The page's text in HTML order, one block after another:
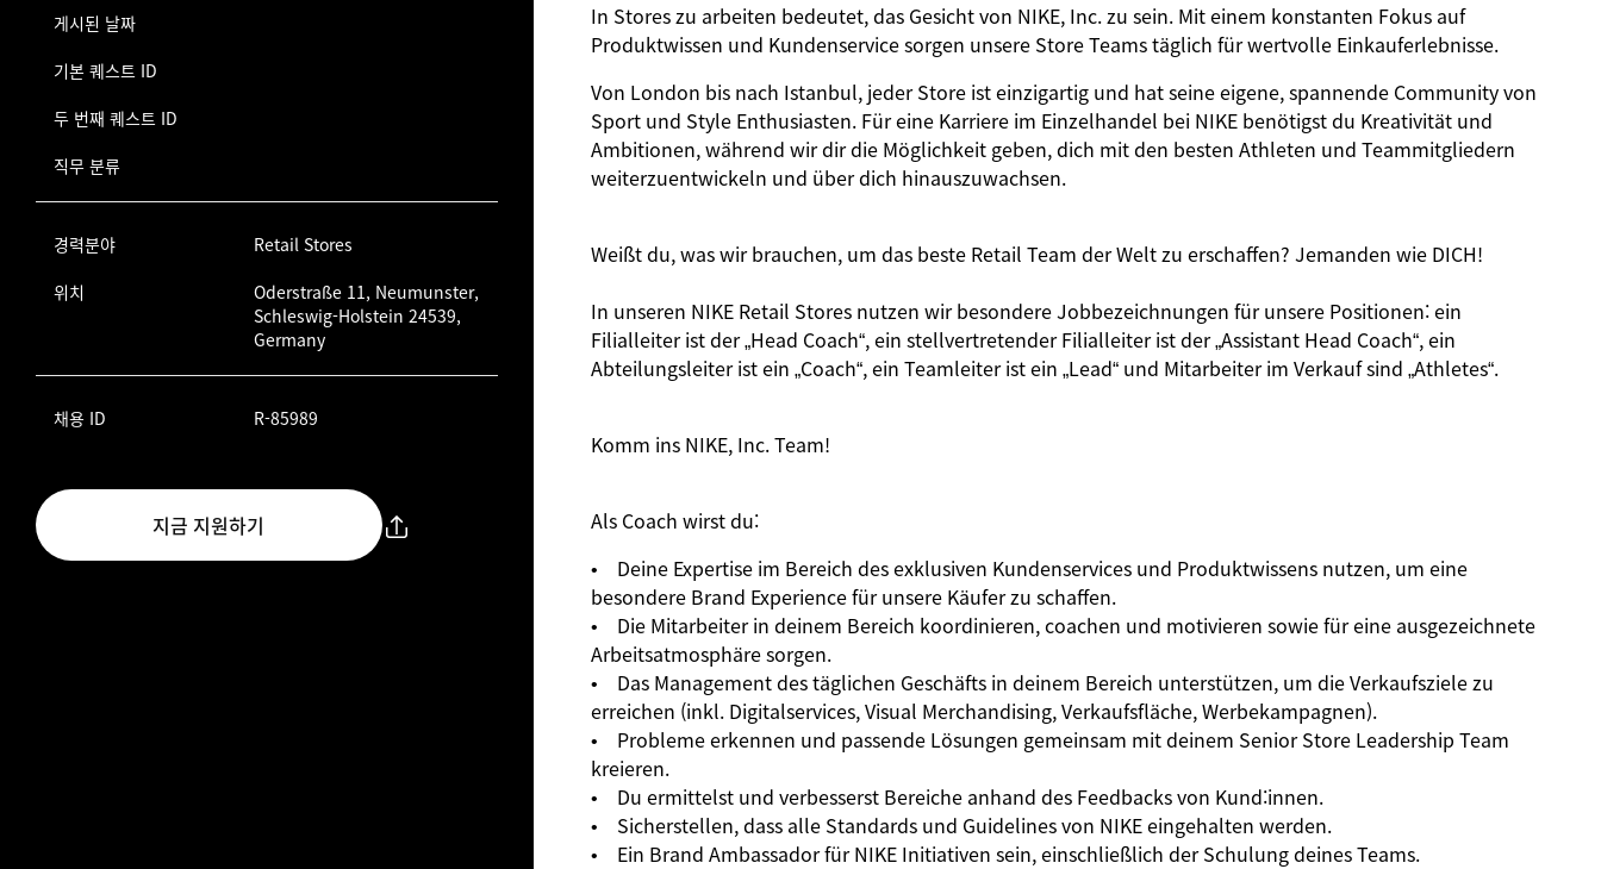
게시된 날짜
기본 퀘스트 ID
두 번째 퀘스트 ID
직무 분류
경력분야
Retail Stores
위치
Oderstraße 11, Neumunster,
Schleswig-Holstein 24539,
Germany
채용 ID R-85989
지금 지원하기
In Stores zu arbeiten bedeutet, das Gesicht von NIKE, Inc. zu sein. Mit einem konstanten Fokus auf
Produktwissen und Kundenservice sorgen unsere Store Teams täglich für wertvolle Einkauferlebnisse.
Von London bis nach Istanbul, jeder Store ist einzigartig und hat seine eigene, spannende Community von
Sport und Style Enthusiasten. Für eine Karriere im Einzelhandel bei NIKE benötigst du Kreativität und
Ambitionen, während wir dir die Möglichkeit geben, dich mit den besten Athleten und Teammitgliedern
weiterzuentwickeln und über dich hinauszuwachsen.
Weißt du, was wir brauchen, um das beste Retail Team der Welt zu erschaffen? Jemanden wie DICH!
In unseren NIKE Retail Stores nutzen wir besondere Jobbezeichnungen für unsere Positionen: ein
Filialleiter ist der „Head Coach“, ein stellvertretender Filialleiter ist der „Assistant Head Coach“, ein
Abteilungsleiter ist ein „Coach“, ein Teamleiter ist ein „Lead“ und Mitarbeiter im Verkauf sind „Athletes“.
Komm ins NIKE, Inc. Team!
Als Coach wirst du:
• Deine Expertise im Bereich des exklusiven Kundenservices und Produktwissens nutzen, um eine
besondere Brand Experience für unsere Käufer zu schaffen.
• Die Mitarbeiter in deinem Bereich koordinieren, coachen und motivieren sowie für eine ausgezeichnete
Arbeitsatmosphäre sorgen.
• Das Management des täglichen Geschäfts in deinem Bereich unterstützen, um die Verkaufsziele zu
erreichen (inkl. Digitalservices, Visual Merchandising, Verkaufsfläche, Werbekampagnen).
• Probleme erkennen und passende Lösungen gemeinsam mit deinem Senior Store Leadership Team
kreieren.
• Du ermittelst und verbesserst Bereiche anhand des Feedbacks von Kund:innen.
• Sicherstellen, dass alle Standards und Guidelines von NIKE eingehalten werden.
• Ein Brand Ambassador für NIKE Initiativen sein, einschließlich der Schulung deines Teams.